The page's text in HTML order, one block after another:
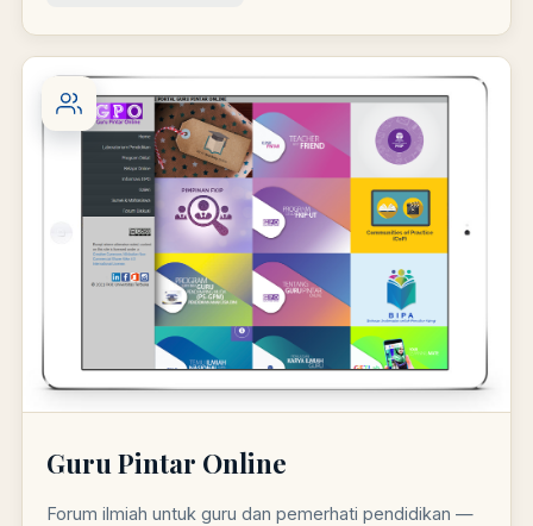
Guru Pintar Online
Forum ilmiah untuk guru dan pemerhati pendidikan —